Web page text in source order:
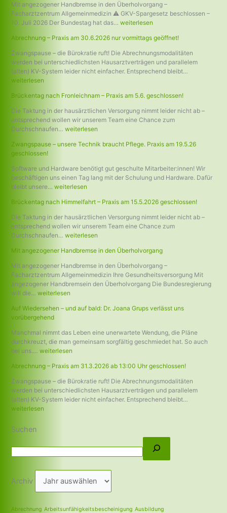
Mit angezogener Handbremse in den Überholvorgang –
Facharztzentrum Allgemeinmedizin ⚠ GKV-Spargesetz beschlossen –
10. Juli 2026 Der Bundestag hat das…weiterlesen
Abrechnung – Praxis am 30.6.2026 nur vormittags geöffnet!
Zwangspause – die Bürokratie ruft! Die Abrechnungsmodalitäten
werden bei unterschiedlichsten Hausarztverträgen und parallelem
(alten) KV-System leider nicht einfacher. Entsprechend bleibt…
weiterlesen
Brückentag nach Fronleichnam – Praxis am 5.6. geschlossen!
Die Taktung in der hausärztlichen Versorgung nimmt leider nicht ab –
entsprechend wollen wir unserem Team eine Chance zum
Durchschnaufen…weiterlesen
Zwangspause – unsere Technik braucht Pflege. Praxis am 19.5.26
geschlossen!
Software und Hardware benötigt gut geschulte Mitarbeiter:innen! Wir
beschäftigen uns einen Tag lang mit der Schulung und Hardware. Dafür
bleibt unsere…weiterlesen
Brückentag nach Himmelfahrt – Praxis am 15.5.2026 geschlossen!
Die Taktung in der hausärztlichen Versorgung nimmt leider nicht ab –
entsprechend wollen wir unserem Team eine Chance zum
Durchschnaufen…weiterlesen
Mit angezogener Handbremse in den Überholvorgang
Mit angezogener Handbremse in den Überholvorgang –
Facharztzentrum Allgemeinmedizin Ihre Gesundheitsversorgung Mit
angezogener Handbremsein den Überholvorgang Die Bundesregierung
will die…weiterlesen
Auf Wiedersehen – und auf bald: Dr. Joana Grups verlässt uns
vorübergehend
Manchmal nimmt das Leben eine unerwartete Wendung, die Pläne
durchkreuzt, die man gemeinsam sorgfältig geschmiedet hat. So auch
bei uns.…weiterlesen
Abrechnung – Praxis am 31.3.2026 ab 13:00 Uhr geschlossen!
Zwangspause – die Bürokratie ruft! Die Abrechnungsmodalitäten
werden bei unterschiedlichsten Hausarztverträgen und parallelem
(alten) KV-System leider nicht einfacher. Entsprechend bleibt…
weiterlesen
Suchen
Archiv
Abrechnung Arbeitsunfähigkeitsbescheinigung Ausbildung